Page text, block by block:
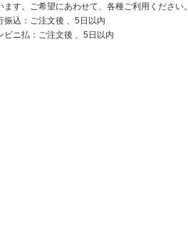
ます。ご希望にあわせて、各種ご利用ください。
振込：ご注文後 、5日以内
ビニ払：ご注文後 、5日以内